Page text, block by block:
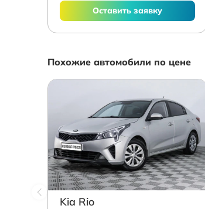
Оставить заявку
Похожие автомобили по цене
Kia Rio